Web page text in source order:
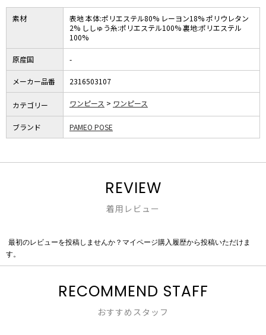
素材
表地 本体:ポリエステル80% レーヨン18% ポリウレタン
2% ししゅう糸:ポリエステル100% 裏地:ポリエステル
100%
原産国 -
メーカー品番 2316503107
カテゴリー ワンピース ワンピース
ブランド PAMEO POSE
REVIEW
着用レビュー
評
価
最初のレビューを投稿しませんか？マイページ購入履歴から投稿いただけま
す。
RECOMMEND STAFF
おすすめスタッフ